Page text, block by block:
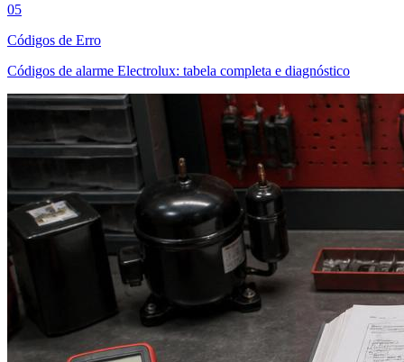
05
Códigos de Erro
Códigos de alarme Electrolux: tabela completa e diagnóstico